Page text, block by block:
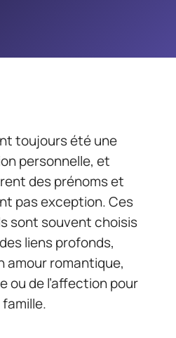
toujours été une
personnelle, et
des prénoms et
pas exception. Ces
sont souvent choisis
liens profonds,
amour romantique,
ou de l’affection pour